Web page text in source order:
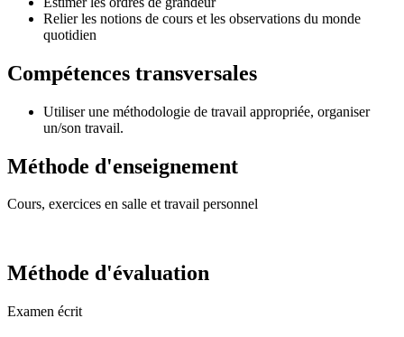
Relier les notions de cours et les observations du monde
quotidien
Compétences transversales
Utiliser une méthodologie de travail appropriée, organiser
un/son travail.
Méthode d'enseignement
Cours, exercices en salle et travail personnel
Méthode d'évaluation
Examen écrit